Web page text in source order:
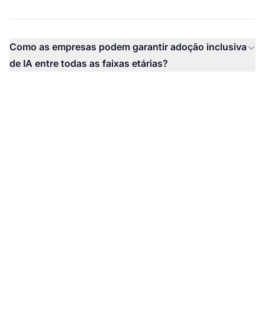
Como as empresas podem garantir adoção inclusiva
de IA entre todas as faixas etárias?